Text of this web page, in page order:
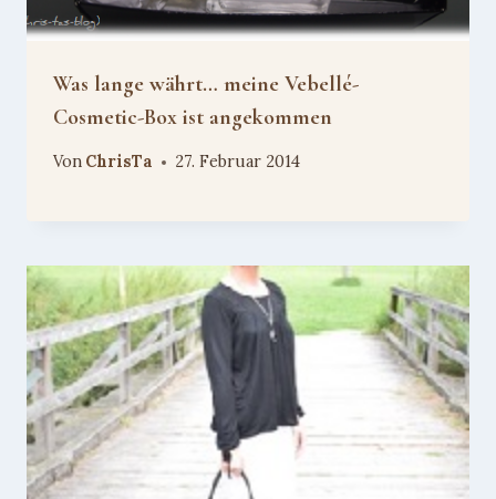
Was lange währt… meine Vebellé-
Cosmetic-Box ist angekommen
Von ChrisTa 27. Februar 2014